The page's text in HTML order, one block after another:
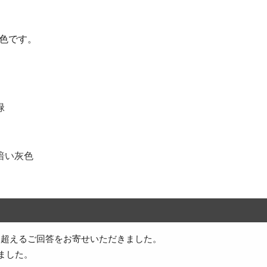
です。
い灰色
えるご回答をお寄せいただきました。
た。